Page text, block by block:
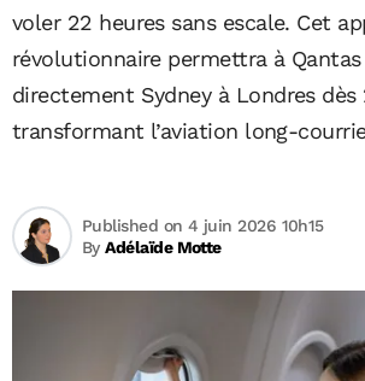
voler 22 heures sans escale. Cet
révolutionnaire permettra à
directement Sydney à Londres dès
transformant l’aviation long-
ByAdélaïde Motte
Published on 4 juin 2026 10h15